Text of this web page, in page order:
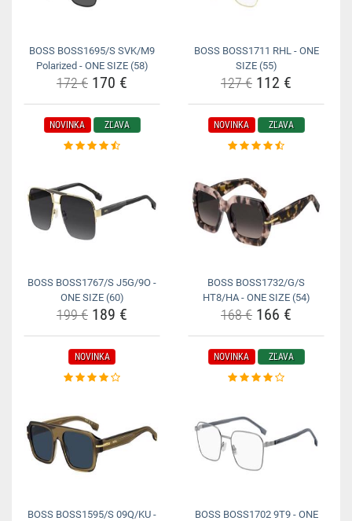
BOSS BOSS1695/S SVK/M9
Polarized - ONE SIZE (58)
172 € 170 €
BOSS BOSS1711 RHL - ONE
SIZE (55)
127 € 112 €
NOVINKA ZĽAVA
BOSS BOSS1767/S J5G/9O -
ONE SIZE (60)
199 € 189 €
NOVINKA ZĽAVA
BOSS BOSS1732/G/S
HT8/HA - ONE SIZE (54)
168 € 166 €
NOVINKA
BOSS BOSS1595/S 09Q/KU -
NOVINKA ZĽAVA
BOSS BOSS1702 9T9 - ONE